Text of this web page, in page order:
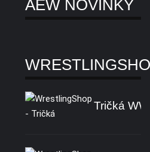
AEW NOVINKY
Tričká